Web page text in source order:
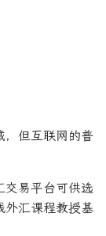
，但互联网的普
交易平台可供选
外汇课程教授基